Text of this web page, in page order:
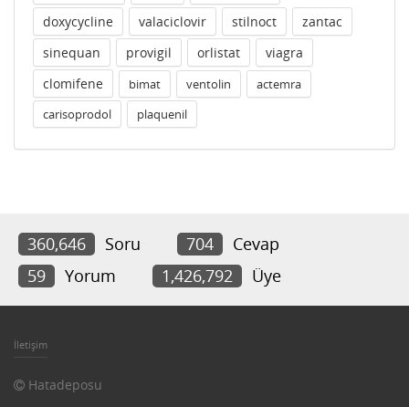
doxycycline
valaciclovir stilnoct
zantac
sinequan
provigil orlistat
viagra
clomifene
bimat ventolin
actemra
carisoprodol
plaquenil
360,646 Soru 704
Cevap
59
Yorum 1,426,792 Üye
İletişim
Hatadeposu